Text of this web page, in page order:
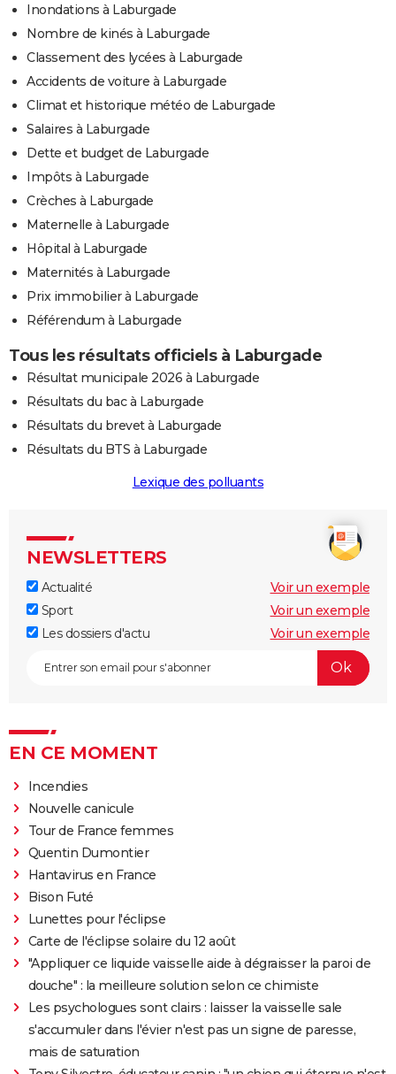
Inondations à Laburgade
Nombre de kinés à Laburgade
Classement des lycées à Laburgade
Accidents de voiture à Laburgade
Climat et historique météo de Laburgade
Salaires à Laburgade
Dette et budget de Laburgade
Impôts à Laburgade
Crèches à Laburgade
Maternelle à Laburgade
Hôpital à Laburgade
Maternités à Laburgade
Prix immobilier à Laburgade
Référendum à Laburgade
Tous les résultats officiels à Laburgade
Résultat municipale 2026 à Laburgade
Résultats du bac à Laburgade
Résultats du brevet à Laburgade
Résultats du BTS à Laburgade
Lexique des polluants
NEWSLETTERS
Actualité
Voir un exemple
Sport
Voir un exemple
Les dossiers d'actu
Voir un exemple
EN CE MOMENT
Incendies
Nouvelle canicule
Tour de France femmes
Quentin Dumontier
Hantavirus en France
Bison Futé
Lunettes pour l'éclipse
Carte de l'éclipse solaire du 12 août
"Appliquer ce liquide vaisselle aide à dégraisser la paroi de
douche" : la meilleure solution selon ce chimiste
Les psychologues sont clairs : laisser la vaisselle sale
s'accumuler dans l'évier n'est pas un signe de paresse,
mais de saturation